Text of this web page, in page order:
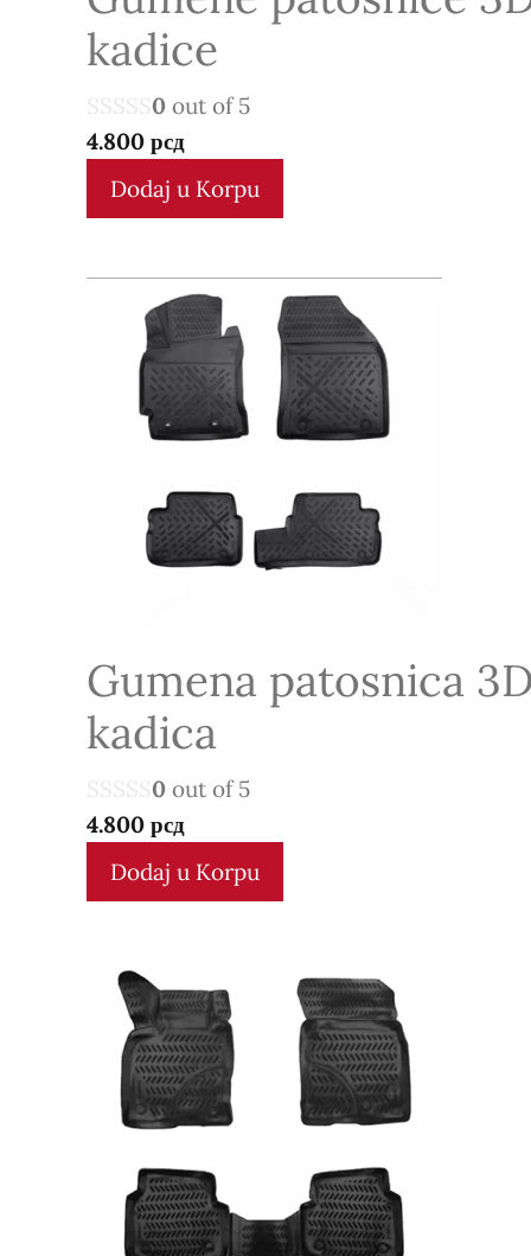
kadice
0 out of 5
4.800 рсд
Dodaj u Korpu
Gumena patosnica
kadica
0 out of 5
4.800 рсд
Dodaj u Korpu